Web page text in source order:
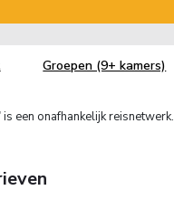
Groepen (9+ kamers)
is een onafhankelijk reisnetwerk.